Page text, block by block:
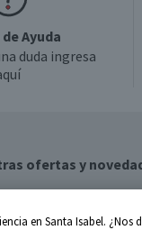
Ayuda
duda ingresa
ofertas y
en Santa Isabel.